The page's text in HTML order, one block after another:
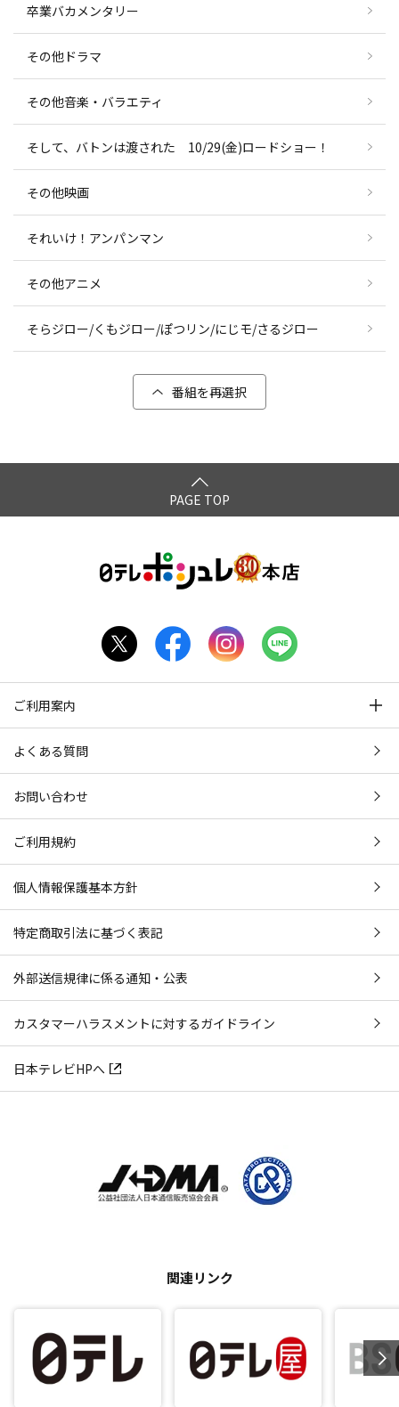
卒業バカメンタリー
その他ドラマ
その他音楽・バラエティ
そして、バトンは渡された 10/29(金)ロードショー！
その他映画
それいけ！アンパンマン
その他アニメ
そらジロー/くもジロー/ぽつリン/にじモ/さるジロー
番組を再選択
PAGE TOP
ご利用案内
よくある質問
お問い合わせ
ご利用規約
個人情報保護基本方針
特定商取引法に基づく表記
外部送信規律に係る通知・公表
カスタマーハラスメントに対するガイドライン
日本テレビHPへ
関連リンク